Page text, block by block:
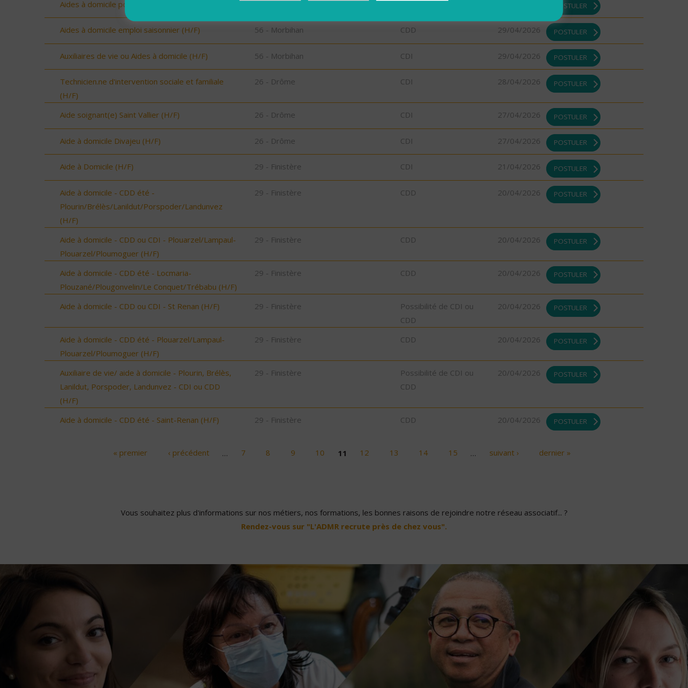
Aides à domicile pour renfort été (H/F) 56 - Morbihan CDD POSTULER
Aides à domicile emploi saisonnier (H/F) 56 - Morbihan CDD 29/04/2026 POSTULER
Auxiliaires de vie ou Aides à domicile (H/F) 56 - Morbihan CDI 29/04/2026 POSTULER
Technicien.ne d'intervention sociale et familiale
(H/F)
26 - Drôme CDI 28/04/2026 POSTULER
Aide soignant(e) Saint Vallier (H/F) 26 - Drôme CDI 27/04/2026 POSTULER
Aide à domicile Divajeu (H/F) 26 - Drôme CDI 27/04/2026 POSTULER
Aide à Domicile (H/F) 29 - Finistère CDI 21/04/2026 POSTULER
Aide à domicile - CDD été -
Plourin/Brélès/Lanildut/Porspoder/Landunvez
(H/F)
29 - Finistère CDD 20/04/2026 POSTULER
Aide à domicile - CDD ou CDI - Plouarzel/Lampaul-
Plouarzel/Ploumoguer (H/F)
29 - Finistère CDD 20/04/2026 POSTULER
Aide à domicile - CDD été - Locmaria-
Plouzané/Plougonvelin/Le Conquet/Trébabu (H/F)
29 - Finistère CDD 20/04/2026 POSTULER
Aide à domicile - CDD ou CDI - St Renan (H/F) 29 - Finistère
Possibilité de CDI ou
CDD
20/04/2026 POSTULER
Aide à domicile - CDD été - Plouarzel/Lampaul-
Plouarzel/Ploumoguer (H/F)
29 - Finistère CDD 20/04/2026 POSTULER
Auxiliaire de vie/ aide à domicile - Plourin, Brélès,
Lanildut, Porspoder, Landunvez - CDI ou CDD
(H/F)
29 - Finistère
Possibilité de CDI ou
CDD
20/04/2026 POSTULER
Aide à domicile - CDD été - Saint-Renan (H/F) 29 - Finistère CDD 20/04/2026 POSTULER
« premier ‹ précédent … 7 8 9 10 11 12 13 14 15 … suivant › dernier »
Vous souhaitez plus d'informations sur nos métiers, nos formations, les bonnes raisons de rejoindre notre réseau associatif... ?
Rendez-vous sur "L'ADMR recrute près de chez vous".